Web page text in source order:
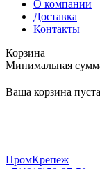
О компании
Доставка
Контакты
Корзина
Минимальная
Ваша корзина
ПромКрепеж